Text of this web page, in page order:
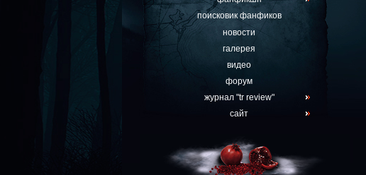
поисковик фанфиков
новости
галерея
видео
форум
журнал "tr review"
сайт